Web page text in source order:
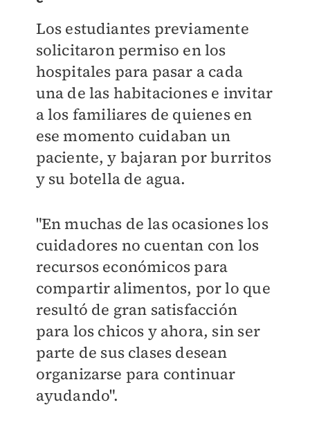
Los estudiantes previamente
solicitaron permiso en los
hospitales para pasar a cada
una de las habitaciones e invitar
a los familiares de quienes en
ese momento cuidaban un
paciente, y bajaran por burritos
y su botella de agua.
"En muchas de las ocasiones los
cuidadores no cuentan con los
recursos económicos para
compartir alimentos, por lo que
resultó de gran satisfacción
para los chicos y ahora, sin ser
parte de sus clases desean
organizarse para continuar
ayudando".